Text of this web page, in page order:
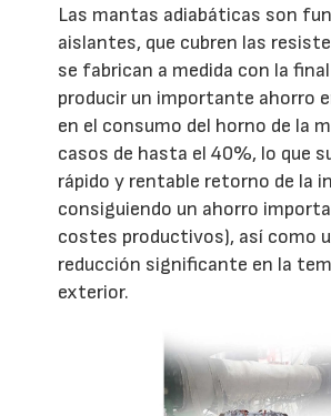
Las mantas adiabáticas son
aislantes, que cubren las
se fabrican a medida con la
producir un importante ahorro
en el consumo del horno de la
casos de hasta el 40%, lo que
rápido y rentable retorno de la
consiguiendo un ahorro
costes productivos), así como
reducción significante en la
exterior.